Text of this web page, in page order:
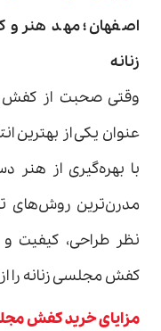
اصفهان؛ مهد هنر
زنانه
وقتی صحبت از کفش
عنوان یکی از بهترین
با بهره‌گیری از هنر
مدرن‌ترین روش‌های
نظر طراحی، کیفیت و
کفش مجلسی زنانه را
مزایای خرید کفش